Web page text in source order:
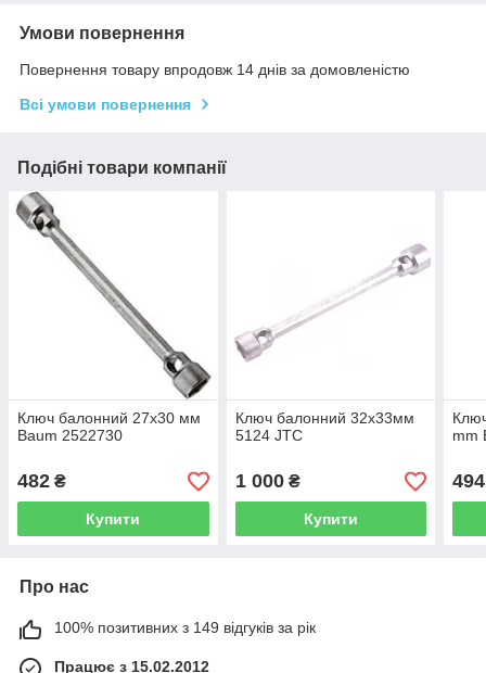
Умови повернення
Повернення товару впродовж 14 днів за домовленістю
Всі умови повернення
Подібні товари компанії
Ключ балонний 27х30 мм
Baum 2522730
482 ₴
Купити
Ключ балонний 32х33мм
5124 JTC
1 000₴
Купити
mm
494
Про нас
100% позитивних з 149 відгуків за рік
Працює з 15.02.2012